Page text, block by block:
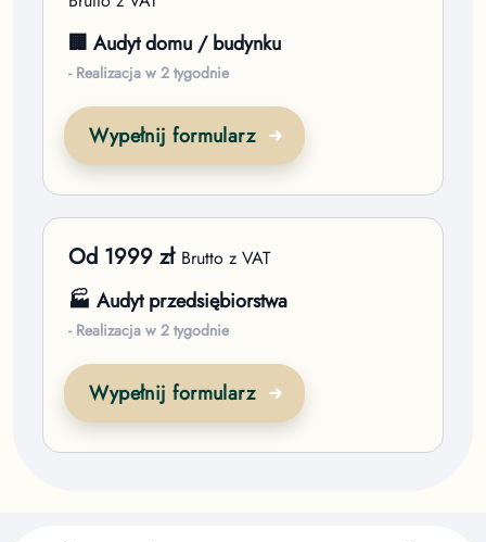
🏢 Audyt domu / budynku
- Realizacja w 2 tygodnie
Wypełnij formularz
Od 1999 zł Brutto z VAT
🏭 Audyt przedsiębiorstwa
- Realizacja w 2 tygodnie
Wypełnij formularz